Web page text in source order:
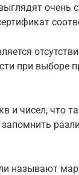
очень
при выборе
и чисел, что
называют